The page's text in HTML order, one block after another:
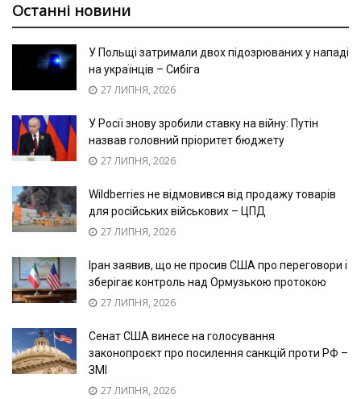
Останні новини
У Польщі затримали двох підозрюваних у нападі
на українців – Сибіга
27 ЛИПНЯ, 2026
У Росії знову зробили ставку на війну: Путін
назвав головний пріоритет бюджету
27 ЛИПНЯ, 2026
Wildberries не відмовився від продажу товарів
для російських військових – ЦПД
27 ЛИПНЯ, 2026
Іран заявив, що не просив США про переговори і
зберігає контроль над Ормузькою протокою
27 ЛИПНЯ, 2026
Сенат США винесе на голосування
законопроєкт про посилення санкцій проти РФ –
ЗМІ
27 ЛИПНЯ, 2026